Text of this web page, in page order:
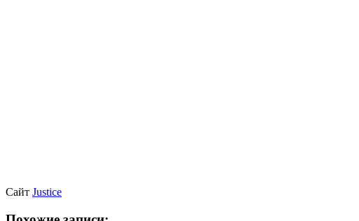
Сайт Justice